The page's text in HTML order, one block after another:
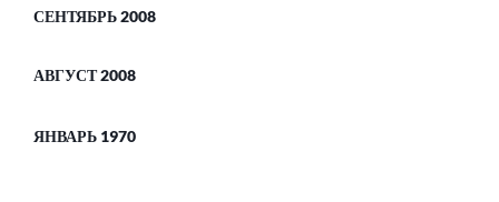
СЕНТЯБРЬ 2008
АВГУСТ 2008
ЯНВАРЬ 1970